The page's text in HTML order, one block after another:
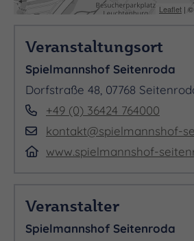
Leaflet | ©
Veranstaltungsort
Spielmannshof Seitenroda
Dorfstraße 48, 07768
+49 (0) 36424 764000
kontakt@spielmannshof-
www.spielmannshof-
Veranstalter
Spielmannshof Seitenroda